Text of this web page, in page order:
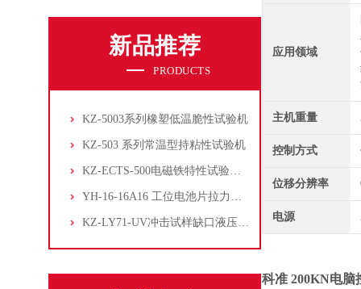
新品推荐
PRODUCTS
KZ-5003系列橡塑低温脆性试验机
KZ-503 系列常温型持粘性试验机
KZ-ECTS-500电磁铁特性试验系统
YH-16-16A16 工位电池片拉力试验机
KZ-LY71-UV冲击试样缺口液压拉床
应用领域
主机重量
控制方式
位移分辨率
电源
科准 200KN电脑